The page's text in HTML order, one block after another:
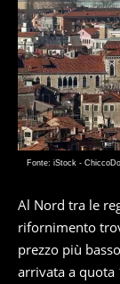
Fonte: iStock -
Al Nord tra le
rifornimento
prezzo più
arrivata a